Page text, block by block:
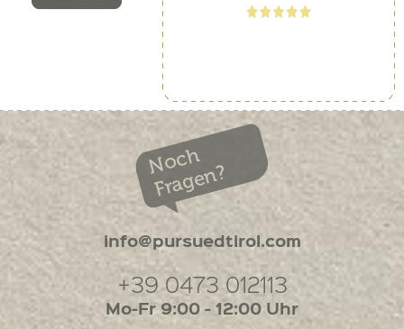
Noch
Fragen?
info@pursuedtirol.com
+39 0473 012113
Mo-Fr 9:00 - 12:00 Uhr